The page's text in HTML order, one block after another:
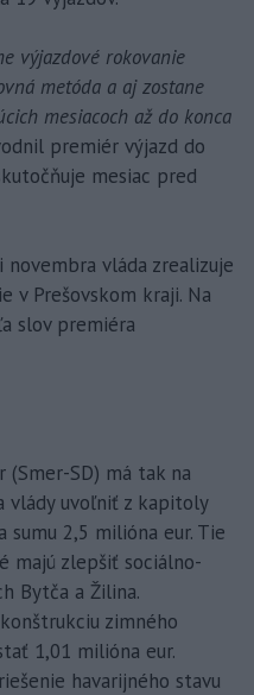
výjazdové rokovanie
metóda a aj zostane
mesiacoch až do konca
premiér výjazd do
mesiac pred
vláda zrealizuje
v Prešovskom kraji. Na
slov premiéra
SD) má tak na
vlády uvoľniť z kapitoly
sumu 2,5 milióna eur. Tie
majú zlepšiť sociálno-
Bytča a Žilina.
zimného
1,01 milióna eur.
havarijného stavu